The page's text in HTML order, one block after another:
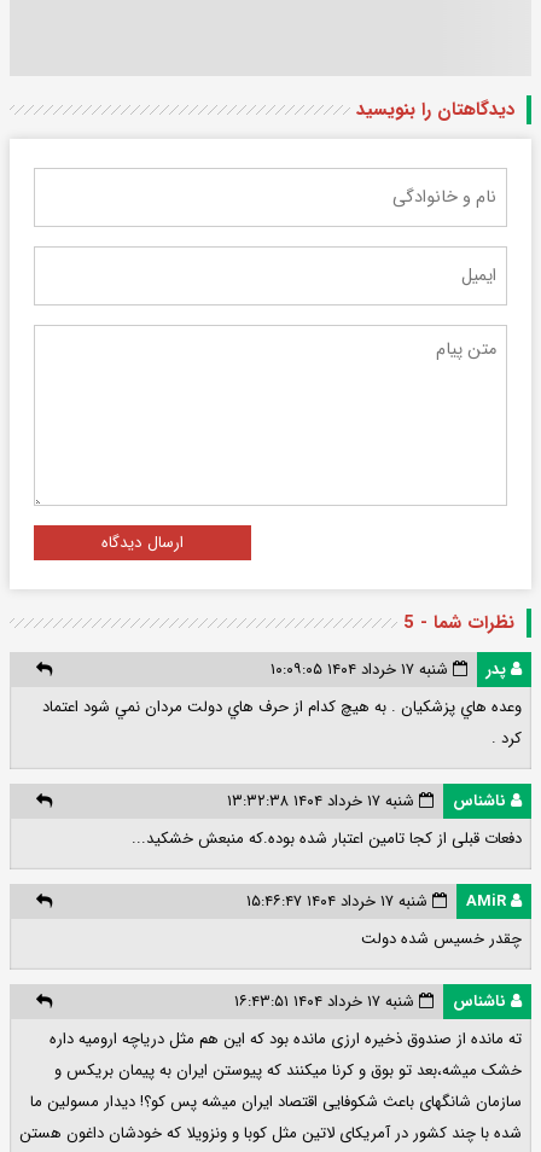
دیدگاهتان را بنویسید
ارسال دیدگاه
نظرات شما - 5
پدر
شنبه ۱۷ خرداد ۱۴۰۴ ۱۰:۰۹:۰۵
وعده هاي پزشكيان . به هيچ كدام از حرف هاي دولت مردان نمي شود اعتماد
كرد .
ناشناس
شنبه ۱۷ خرداد ۱۴۰۴ ۱۳:۳۲:۳۸
دفعات قبلی از کجا تامین اعتبار شده بوده.که منبعش خشکید...
شنبه ۱۷ خرداد ۱۴۰۴ ۱۵:۴۶:۴۷
چقدر خسیس شده دولت
ناشناس
شنبه ۱۷ خرداد ۱۴۰۴ ۱۶:۴۳:۵۱
ته مانده از صندوق ذخیره ارزی مانده بود که این هم مثل دریاچه ارومیه داره
خشک میشه،بعد تو بوق و کرنا میکنند که پیوستن ایران به پیمان بریکس و
سازمان شانگهای باعث شکوفایی اقتصاد ایران میشه پس کو؟! دیدار مسولین ما
شده با چند کشور در آمریکای لاتین مثل کوبا و ونزویلا که خودشان داغون هستن